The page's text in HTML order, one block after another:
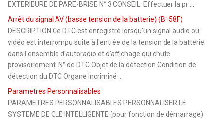
EXTERIEURE DE PARE-BRISE N° 3 CONSEIL: Effectuer la pr ...
Arrêt du signal AV (basse tension de la batterie) (B158F)
DESCRIPTION Ce DTC est enregistré lorsqu'un signal audio ou
vidéo est interrompu suite à l'entrée de la tension de la batterie
dans l'ensemble d'autoradio et d'affichage qui chute
provisoirement. N° de DTC Objet de la détection Condition de
détection du DTC Organe incriminé ...
Parametres Personnalisables
PARAMETRES PERSONNALISABLES PERSONNALISER LE
SYSTEME DE CLE INTELLIGENTE (pour fonction de démarrage)